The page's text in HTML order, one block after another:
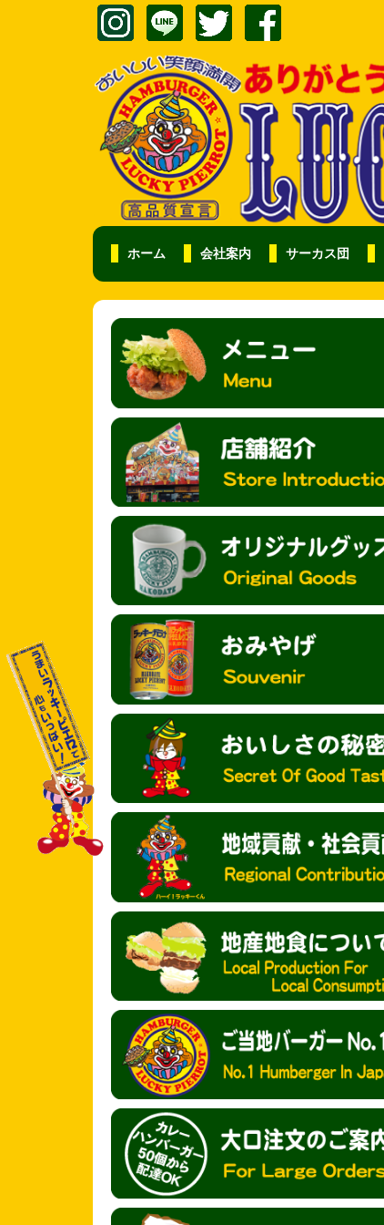
ホーム 会社案内 サーカス団